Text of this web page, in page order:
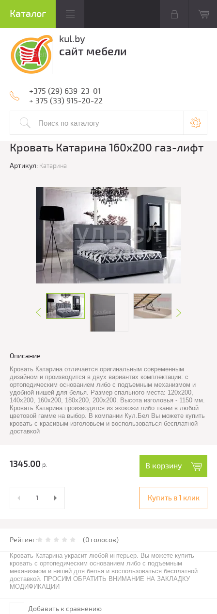
kul.by
сайт мебели
+375 (29) 639-23-01
+ 375 (33) 915-20-22
Кровать Катарина 160х200 газ-лифт
Артикул: Катарина
Описание
Кровать Катарина отличается оригинальным современным
дизайном и производится в двух вариантах комплектации: с
ортопедическим основанием либо с подъемным механизмом и
удобной нишей для белья. Размер спального места: 120х200,
140х200, 160х200, 180х200, 200х200. Высота изголовья - 1150 мм.
Кровать Катарина производится из экокожи либо ткани в любой
цветовой гамме на выбор. В компании Кул.Бел Вы можете купить
кровать с красивым изголовьем и воспользоваться бесплатной
доставкой
1345.00 р. В корзину
Купить в 1 клик
Рейтинг: (0 голосов)
Кровать Катарина украсит любой интерьер. Вы можете купить
кровать с ортопедическим основанием либо с подъемным
механизмом и нишей для белья и воспользоваться бесплатной
доставкой. ПРОСИМ ОБРАТИТЬ ВНИМАНИЕ НА ЗАКЛАДКУ
МОДИФИКАЦИИ
Добавить к сравнению